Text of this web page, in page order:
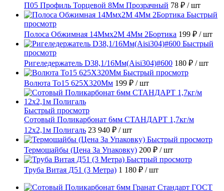
П05 Профиль Торцевой 8Мм Прозрачный 78 ₽ / шт
Быстрый
просмотр
Полоса Обжимная 14Ммх2М 4Мм 2Бортика 199 ₽ / шт
Быстрый
просмотр
Ригеледержатель D38,1/16Мм(Aisi304)#600 180 ₽ / шт
Быстрый просмотр
Волюта То15 625X320Мм 199 ₽ / шт
Быстрый просмотр
Сотовый Поликарбонат 6мм СТАНДАРТ 1,7кг/м
12х2,1м Полигаль 23 940 ₽ / шт
Быстрый просмотр
Термошайбы (Цена За Упаковку) 200 ₽ / шт
Быстрый просмотр
Труба Витая Д51 (3 Метра) 1 180 ₽ / шт